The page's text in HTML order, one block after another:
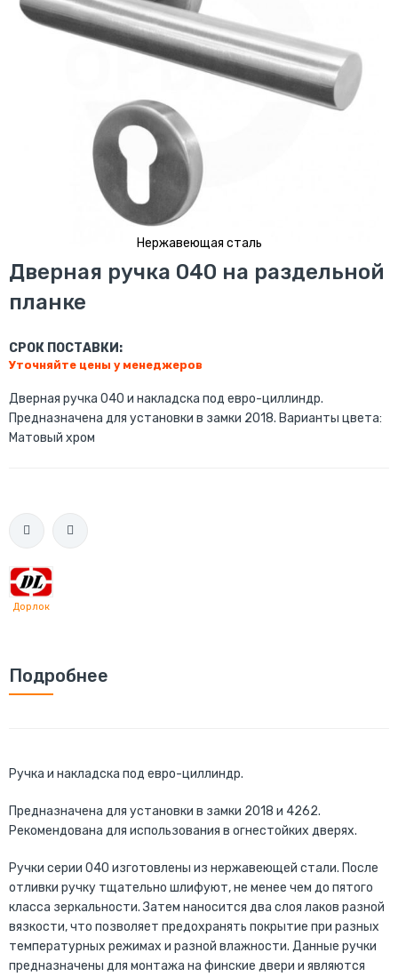
Нержавеющая сталь
Перейти
к
началу
Дверная ручка 040 на раздельной
планке
СРОК ПОСТАВКИ:
Уточняйте цены у менеджеров
Дверная ручка 040 и накладска под евро-циллиндр.
Предназначена для установки в замки 2018. Варианты цвета:
Матовый хром
Дорлок
Подробнее
Ручка и накладска под евро-циллиндр.
Предназначена для установки в замки 2018 и 4262.
Рекомендована для использования в огнестойких дверях.
Ручки серии 040 изготовлены из нержавеющей стали. После
отливки ручку тщательно шлифуют, не менее чем до пятого
класса зеркальности. Затем наносится два слоя лаков разной
вязкости, что позволяет предохранять покрытие при разных
температурных режимах и разной влажности. Данные ручки
предназначены для монтажа на финские двери и являются